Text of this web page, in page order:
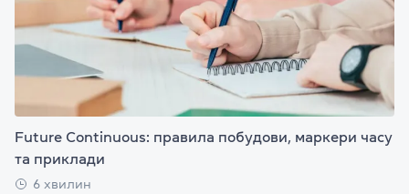
Future Continuous: правила побудови, маркери часу
та приклади
6 хвилин